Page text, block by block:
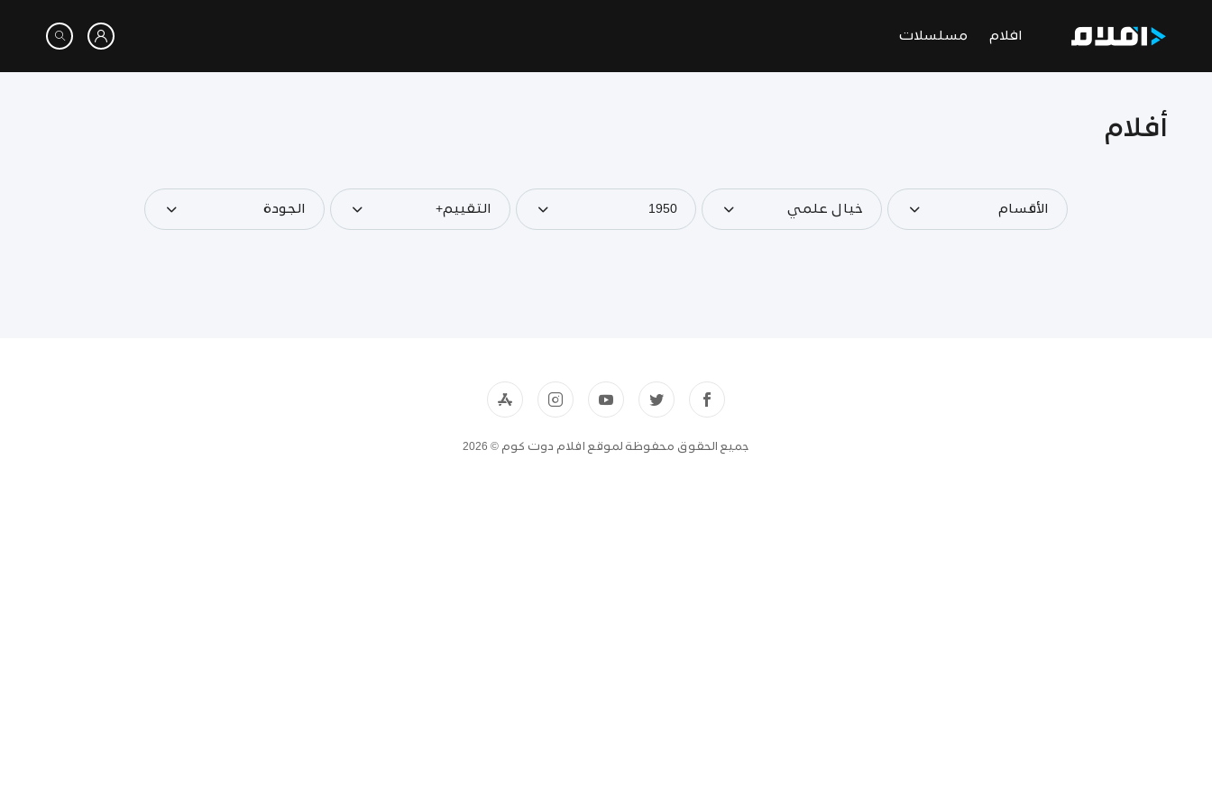
افلام مسلسلات
أفلام
الأقسام خيال علمي 1950 التقييم+ الجودة
جميع الحقوق محفوظة لموقع افلام دوت كوم © 2026